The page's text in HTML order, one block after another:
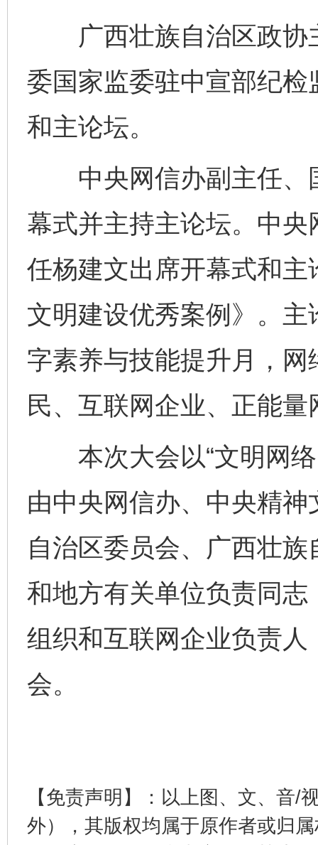
广西壮族自治区政协
委国家监委驻中宣部纪
和主论坛。
中央网信办副主任、
幕式并主持主论坛。中
任杨建文出席开幕式和
文明建设优秀案例》。
字素养与技能提升月，
民、互联网企业、正能
本次大会以“文明网络
由中央网信办、中央精
自治区委员会、广西壮
和地方有关单位负责同
组织和互联网企业负责
会。
【免责声明】：以上图、文、音/
外），其版权均属于原作者或归